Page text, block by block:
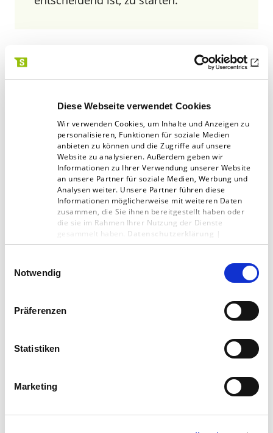
Diese Webseite verwendet Cookies
Wir verwenden Cookies, um Inhalte und Anzeigen zu
personalisieren, Funktionen für soziale Medien
anbieten zu können und die Zugriffe auf unsere
Website zu analysieren. Außerdem geben wir
Informationen zu Ihrer Verwendung unserer Website
an unsere Partner für soziale Medien, Werbung und
Analysen weiter. Unsere Partner führen diese
Informationen möglicherweise mit weiteren Daten
zusammen, die Sie ihnen bereitgestellt haben oder
die sie im Rahmen Ihrer Nutzung der Dienste
gesammelt haben. Datenschutzerklärung
Impressum
Notwendig
Präferenzen
Statistiken
Marketing
Quellen
dorsch.hogrefe.com/stichwort/organisationen-
lernende
duden.de/rechtschreibung/Struktur
Mehr zum Thema Struktur im